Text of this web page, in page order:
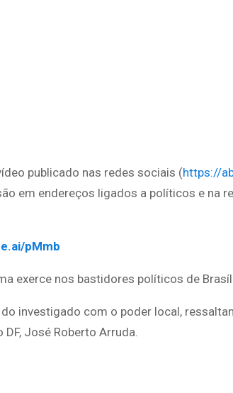
publicado nas redes sociais (https://
em endereços ligados a políticos e na
pMmb
exerce nos bastidores políticos de
investigado com o poder local,
José Roberto Arruda.